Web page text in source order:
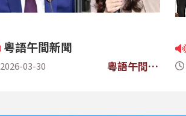
粵語午間新聞
2026-03-30
粵語午間新